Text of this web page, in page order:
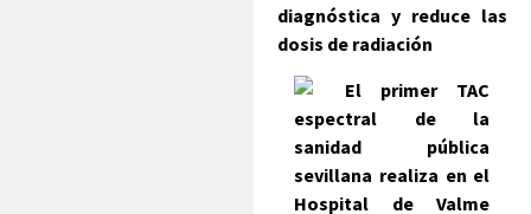
diagnóstica y reduce las
dosis de radiación